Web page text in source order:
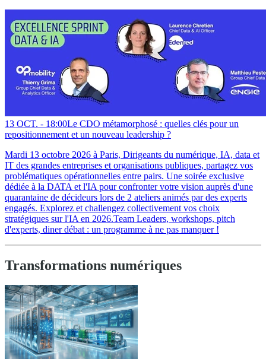
13 OCT. - 18:00Le CDO métamorphosé : quelles clés pour un
repositionnement et un nouveau leadership ?
Mardi 13 octobre 2026 à Paris, Dirigeants du numérique, IA, data et
IT des grandes entreprises et organisations publiques, partagez vos
problématiques opérationnelles entre pairs. Une soirée exclusive
dédiée à la DATA et l'IA pour confronter votre vision auprès d'une
quarantaine de décideurs lors de 2 ateliers animés par des experts
engagés. Explorez et challengez collectivement vos choix
stratégiques sur l'IA en 2026.Team Leaders, workshops, pitch
d'experts, diner débat : un programme à ne pas manquer !
Transformations numériques